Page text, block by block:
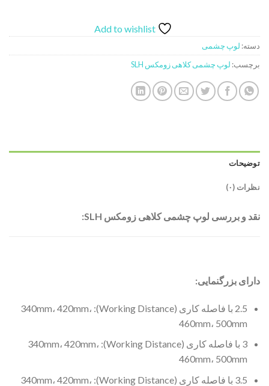
Add to wishlist
دسته: لوپ چشمی
برچسب: لوپ چشمی کلاهی زومکس SLH
توضیحات
نظرات (۰)
نقد و بررسی لوپ چشمی کلاهی زومکس SLH:
دارای بزرگنمایی:
2.5 با فاصله کاری (Working Distance): 340mm، 420mm،
460mm، 500mm
3 با فاصله کاری (Working Distance): 340mm، 420mm،
460mm، 500mm
3.5 با فاصله کاری (Working Distance): 340mm، 420mm،